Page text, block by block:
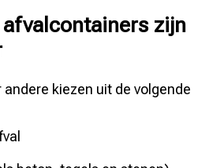
zijn
andere kiezen uit de volgende